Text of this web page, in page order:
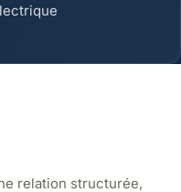
relation structurée,